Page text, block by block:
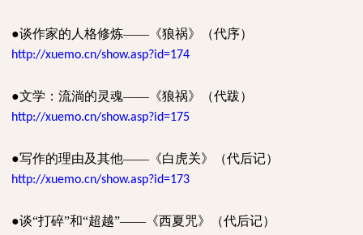
●谈作家的人格修炼——《狼祸》（代序）
http://xuemo.cn/show.asp?id=174
●文学：流淌的灵魂——《狼祸》（代跋）
http://xuemo.cn/show.asp?id=175
●写作的理由及其他——《白虎关》（代后记）
http://xuemo.cn/show.asp?id=173
●谈“打碎”和“超越”——《西夏咒》（代后记）